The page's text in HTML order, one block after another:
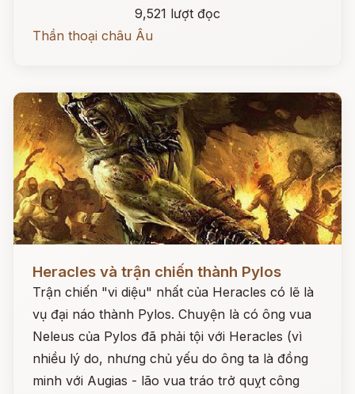
9,521 lượt đọc
Thần thoại châu Âu
Heracles và trận chiến thành Pylos
Trận chiến "vi diệu" nhất của Heracles có lẽ là
vụ đại náo thành Pylos. Chuyện là có ông vua
Neleus của Pylos đã phải tội với Heracles (vì
nhiều lý do, nhưng chủ yếu do ông ta là đồng
minh với Augias - lão vua tráo trở quỵt công